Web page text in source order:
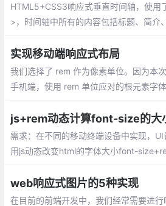
HTML5+CSS3响应式垂直时间轴，使
>，时间轴中所有的内容包括标题、简
section>中。
实现移动端响应式布局
我们选择了 rem 作为像素单位。因为本
手机端，使用 rem 单位应对的根元素字
使用vw作为单位在无论什么情况
js+rem动态计算font-size的大
需求：在不同的移动终端设备中实现，
用js动态改变html的字体大小font-
web响应式图片的5种实现
在目前的前端开发中，我们经常需要进